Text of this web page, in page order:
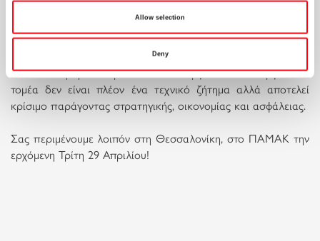
Allow selection
Deny
τις επιπτώσεις της ενεργειακής μετάβασης
τις γεωπολιτικές διαστάσεις της ενέργειας
Η κατανόηση των βασικών λειτουργιών του ενεργειακού
τομέα δεν είναι πλέον ένα τεχνικό ζήτημα αλλά αποτελεί
κρίσιμο παράγοντας στρατηγικής, οικονομίας και ασφάλειας.
Σας περιμένουμε λοιπόν στη Θεσσαλονίκη, στο ΠΑΜΑΚ την
ερχόμενη Τρίτη 29 Απριλίου!